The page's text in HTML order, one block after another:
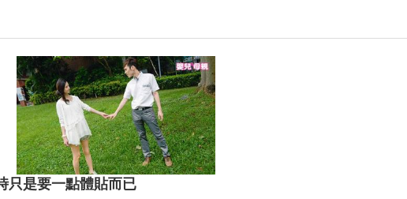
只是要一點體貼而已